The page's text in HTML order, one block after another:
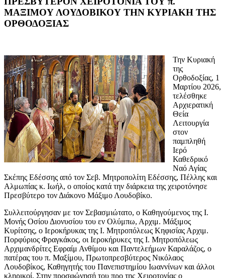
ΜΑΞΙΜΟΥ ΛΟΥΔΟΒΙΚΟΥ ΤΗΝ ΚΥΡΙΑΚΗ ΤΗΣ
ΟΡΘΟΔΟΞΙΑΣ
Την Κυριακή
της
Ορθοδοξίας, 1
Μαρτίου 2026,
τελέσθηκε
Αρχιερατική
Θεία
Λειτουργία
στον
παμπληθή
Ιερό
Καθεδρικό
Ναό Αγίας
Σκέπης Εδέσσης από τον Σεβ. Μητροπολίτη Εδέσσης, Πέλλης και
Αλμωπίας κ. Ιωήλ, ο οποίος κατά την διάρκεια της χειροτόνησε
Πρεσβύτερο τον Διάκονο Μάξιμο Λουδοβίκο.
Συλλειτούργησαν με τον Σεβασμιώτατο, ο Καθηγούμενος της Ι.
Μονής Οσίου Διονυσίου του εν Ολύμπω, Αρχιμ. Μάξιμος
Κυρίτσης, ο Ιεροκήρυκας της Ι. Μητροπόλεως Κηφισίας Αρχιμ.
Πορφύριος Φραγκάκος, οι Ιεροκήρυκες της Ι. Μητροπόλεως
Αρχιμανδρίτες Εφραίμ Ανθίμου και Παντελεήμων Καραλάζος, ο
πατέρας του π. Μαξίμου, Πρωτοπρεσβύτερος Νικόλαος
Λουδοβίκος, Καθηγητής του Πανεπιστημίου Ιωαννίνων και άλλοι
κληρικοί. Στην προσφώνησή του προ της Χειροτονίας ο